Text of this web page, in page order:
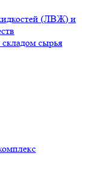
(ЛВЖ) и
сырья